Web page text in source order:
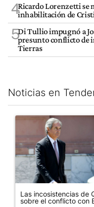
4Ricardo Lorenzetti se
inhabilitación de
5Di Tullio impugnó a
presunto conflicto de
Tierras
Noticias en
Este listado muestra los
Un artículo de
Las incosistencias de
sobre el conflicto con